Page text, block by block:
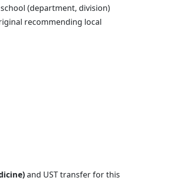
(department, division)
recommending local
and UST transfer for this